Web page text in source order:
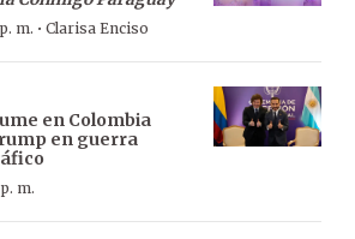
m. · Clarisa Enciso
en Colombia
en guerra
m.